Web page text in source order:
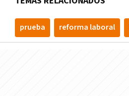
prueba reforma laboral